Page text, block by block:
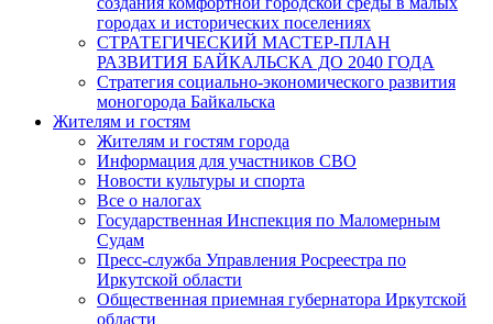
городах и исторических поселениях
СТРАТЕГИЧЕСКИЙ МАСТЕР-ПЛАН
РАЗВИТИЯ БАЙКАЛЬСКА ДО 2040 ГОДА
Стратегия социально-экономического развития
моногорода Байкальска
Жителям и гостям
Жителям и гостям города
Информация для участников СВО
Новости культуры и спорта
Все о налогах
Государственная Инспекция по Маломерным
Судам
Пресс-служба Управления Росреестра по
Иркутской области
Общественная приемная губернатора Иркутской
области